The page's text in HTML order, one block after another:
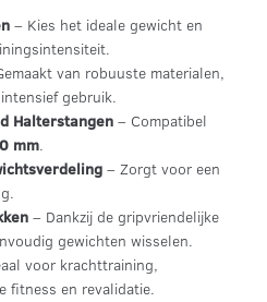
– Kies het ideale gewicht en
van robuuste materialen,
gebruik.
Halterstangen – Compatibel
mm.
– Zorgt voor een
– Dankzij de gripvriendelijke
gewichten wisselen.
voor krachttraining,
fitness en revalidatie.